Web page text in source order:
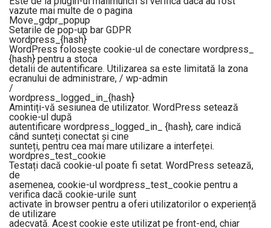
vazute mai multe de o pagina
Move_gdpr_popup
Setarile de pop-up bar GDPR
wordpress_{hash}
WordPress folosește cookie-ul de conectare wordpress_
{hash} pentru a stoca
detalii de autentificare. Utilizarea sa este limitată la zona
ecranului de administrare, / wp-admin
/
wordpress_logged_in_{hash}
Amintiți-vă sesiunea de utilizator. WordPress setează
cookie-ul după
autentificare wordpress_logged_in_ {hash}, care indică
când sunteți conectat și cine
sunteți, pentru cea mai mare utilizare a interfeței.
wordpres_test_cookie
Testați dacă cookie-ul poate fi setat. WordPress setează,
de
asemenea, cookie-ul wordpress_test_cookie pentru a
verifica dacă cookie-urile sunt
activate în browser pentru a oferi utilizatorilor o experiență
de utilizare
adecvată. Acest cookie este utilizat pe front-end, chiar